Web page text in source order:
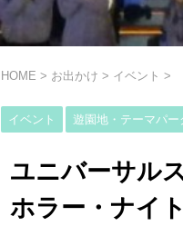
HOME > お出かけ > イベント >
イベント 遊園地・テーマパー
ユニバーサル
ホラー・ナイ